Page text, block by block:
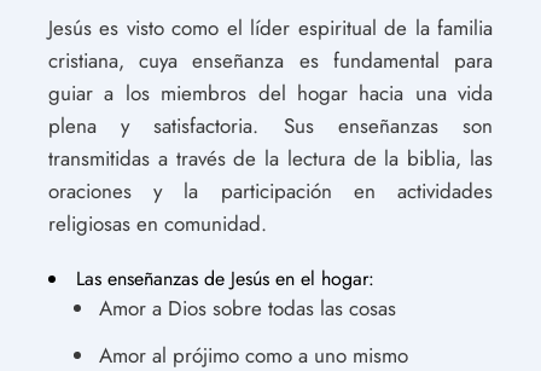
Jesús es visto como el líder espiritual de la familia
cristiana, cuya enseñanza es fundamental para
guiar a los miembros del hogar hacia una vida
plena y satisfactoria. Sus enseñanzas son
transmitidas a través de la lectura de la biblia, las
oraciones y la participación en actividades
religiosas en comunidad.
Las enseñanzas de Jesús en el hogar:
Amor a Dios sobre todas las cosas
Amor al prójimo como a uno mismo